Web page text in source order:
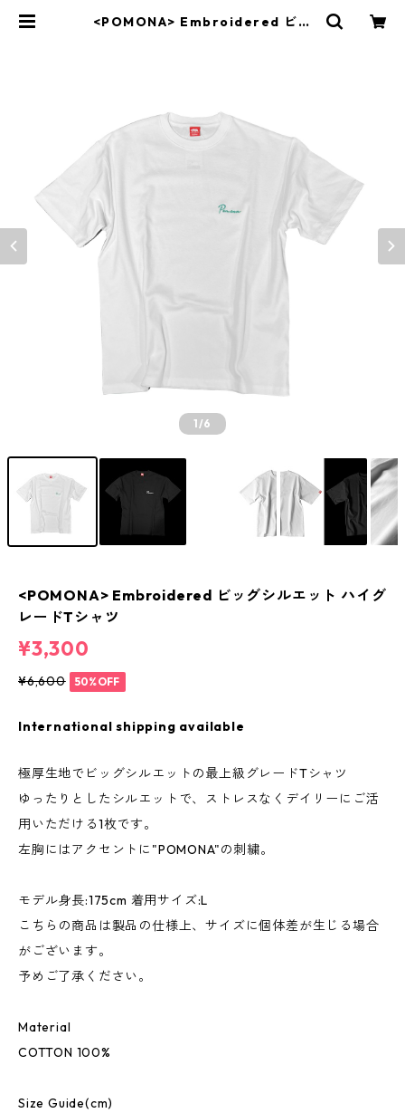
<POMONA> Embroidered ビッ
1/6
<POMONA> Embroidered ビッグシルエット ハイグ
レードTシャツ
¥3,300
¥6,600 50%OFF
International shipping available
極厚生地でビッグシルエットの最上級グレードTシャツ
ゆったりとしたシルエットで、ストレスなくデイリーにご活
用いただける1枚です。
左胸にはアクセントに"POMONA"の刺繍。
モデル身長:175cm 着用サイズ:L
こちらの商品は製品の仕様上、サイズに個体差が生じる場合
がございます。
予めご了承ください。
Material
COTTON 100%
Size Guide(cm)